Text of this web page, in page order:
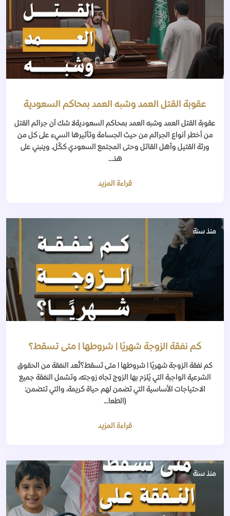
عقوبة القتل العمد وشبه العمد بمحاكم السعودية
عقوبة القتل العمد وشبه العمد بمحاكم السعوديةلا شك أن جرائم القتل
من أخطر أنواع الجرائم من حيث الجسامة وتأثيرها السيء على كل من
ورثة القتيل وأهل القاتل وحتى المجتمع السعودي ككُل. وينبني على
هذ...
قراءة المزيد
منذ سنة
كم نفقة الزوجة شهريًا | شروطها | متى تسقط؟
كم نفقة الزوجة شهريًا | شروطها | متى تسقط؟تُعد النفقة من الحقوق
الشرعية الواجبة التي يُلزم بها الزوج تجاه زوجته، وتشمل النفقة جميع
الاحتياجات الأساسية التي تضمن لهم حياة كريمة، والتي تتضمن:
(الطعا...
قراءة المزيد
منذ سنة